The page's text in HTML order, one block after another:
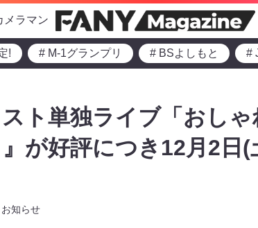
メラマン
! # M-1グランプリ # BSよしもと #
ト単独ライブ「おし
が好評につき12月2日
お知らせ